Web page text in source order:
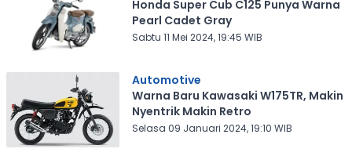
Honda Super Cub C125 Punya Warna
Pearl Cadet Gray
Sabtu 11 Mei 2024, 19:45 WIB
Automotive
Warna Baru Kawasaki W175TR, Makin
Nyentrik Makin Retro
Selasa 09 Januari 2024, 19:10 WIB